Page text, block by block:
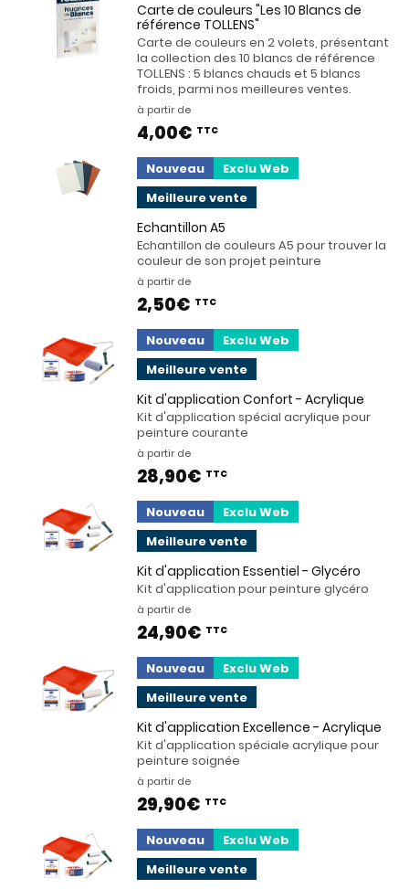
Carte de couleurs "Les 10 Blancs de
référence TOLLENS"
Carte de couleurs en 2 volets, présentant
la collection des 10 blancs de référence
TOLLENS : 5 blancs chauds et 5 blancs
froids, parmi nos meilleures ventes.
à partir de
4,00€ TTC
Nouveau
Exclu Web
Meilleure vente
Echantillon A5
Echantillon de couleurs A5 pour trouver la
couleur de son projet peinture
à partir de
2,50€ TTC
Nouveau
Exclu Web
Meilleure vente
Kit d'application Confort - Acrylique
Kit d'application spécial acrylique pour
peinture courante
à partir de
28,90€ TTC
Nouveau
Exclu Web
Meilleure vente
Kit d'application Essentiel - Glycéro
Kit d'application pour peinture glycéro
à partir de
24,90€ TTC
Nouveau
Exclu Web
Meilleure vente
Kit d'application Excellence - Acrylique
Kit d'application spéciale acrylique pour
peinture soignée
à partir de
29,90€ TTC
Nouveau
Exclu Web
Meilleure vente